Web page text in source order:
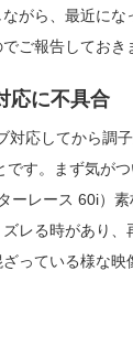
がら、最近に
ご報告しておき
応に不具合
対応してから調
です。まず気が
ーレース 60i）
レる時があり、
っている様な